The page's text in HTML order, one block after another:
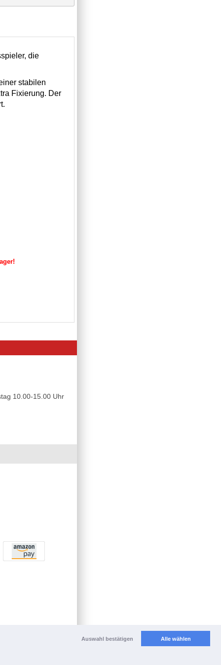
Auswahl bestätigen Alle wählen
die
stabilen
Fixierung. Der
10.00-15.00 Uhr